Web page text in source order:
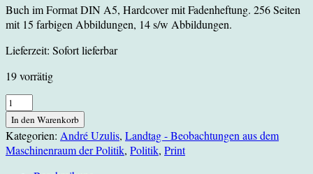
Buch im Format DIN A5, Hardcover mit Fadenheftung. 256 Seiten
mit 15 farbigen Abbildungen, 14 s/w Abbildungen.
Lieferzeit: Sofort lieferbar
19 vorrätig
Landtag
-
Beobachtungen
aus
dem
In den Warenkorb
Kategorien: André Uzulis, Landtag - Beobachtungen aus dem
Maschinenraum der Politik, Politik, Print